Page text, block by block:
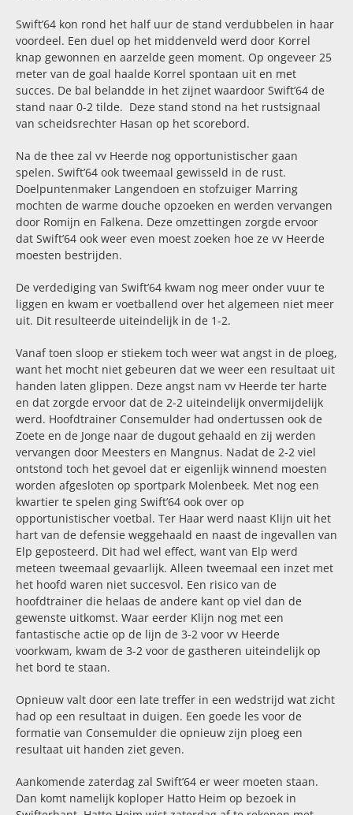
Swift’64 kon rond het half uur de stand verdubbelen in haar
voordeel. Een duel op het middenveld werd door Korrel
knap gewonnen en aarzelde geen moment. Op ongeveer 25
meter van de goal haalde Korrel spontaan uit en met
succes. De bal belandde in het zijnet waardoor Swift’64 de
stand naar 0-2 tilde. Deze stand stond na het rustsignaal
van scheidsrechter Hasan op het scorebord.
Na de thee zal vv Heerde nog opportunistischer gaan
spelen. Swift’64 ook tweemaal gewisseld in de rust.
Doelpuntenmaker Langendoen en stofzuiger Marring
mochten de warme douche opzoeken en werden vervangen
door Romijn en Falkena. Deze omzettingen zorgde ervoor
dat Swift’64 ook weer even moest zoeken hoe ze vv Heerde
moesten bestrijden.
De verdediging van Swift’64 kwam nog meer onder vuur te
liggen en kwam er voetballend over het algemeen niet meer
uit. Dit resulteerde uiteindelijk in de 1-2.
Vanaf toen sloop er stiekem toch weer wat angst in de ploeg,
want het mocht niet gebeuren dat we weer een resultaat uit
handen laten glippen. Deze angst nam vv Heerde ter harte
en dat zorgde ervoor dat de 2-2 uiteindelijk onvermijdelijk
werd. Hoofdtrainer Consemulder had ondertussen ook de
Zoete en de Jonge naar de dugout gehaald en zij werden
vervangen door Meesters en Mangnus. Nadat de 2-2 viel
ontstond toch het gevoel dat er eigenlijk winnend moesten
worden afgesloten op sportpark Molenbeek. Met nog een
kwartier te spelen ging Swift’64 ook over op
opportunistischer voetbal. Ter Haar werd naast Klijn uit het
hart van de defensie weggehaald en naast de ingevallen van
Elp geposteerd. Dit had wel effect, want van Elp werd
meteen tweemaal gevaarlijk. Alleen tweemaal een inzet met
het hoofd waren niet succesvol. Een risico van de
hoofdtrainer die helaas de andere kant op viel dan de
gewenste uitkomst. Waar eerder Klijn nog met een
fantastische actie op de lijn de 3-2 voor vv Heerde
voorkwam, kwam de 3-2 voor de gastheren uiteindelijk op
het bord te staan.
Opnieuw valt door een late treffer in een wedstrijd wat zicht
had op een resultaat in duigen. Een goede les voor de
formatie van Consemulder die opnieuw zijn ploeg een
resultaat uit handen ziet geven.
Aankomende zaterdag zal Swift’64 er weer moeten staan.
Dan komt namelijk koploper Hatto Heim op bezoek in